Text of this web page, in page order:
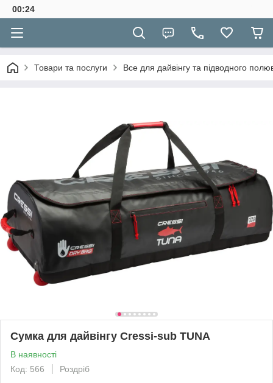
00:24
Товари та послуги Все для дайвінгу та підводного
Сумка для дайвінгу Cressi-sub TUNA
В наявності
Код: 566
Роздріб